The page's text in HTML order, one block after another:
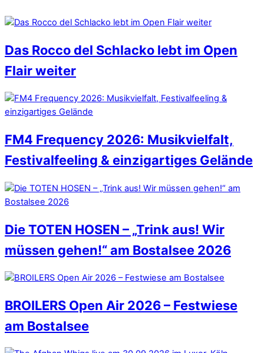
Das Rocco del Schlacko lebt im Open
Flair weiter
FM4 Frequency 2026: Musikvielfalt,
Festivalfeeling & einzigartiges Gelände
Die TOTEN HOSEN – „Trink aus! Wir
müssen gehen!“ am Bostalsee 2026
BROILERS Open Air 2026 – Festwiese
am Bostalsee